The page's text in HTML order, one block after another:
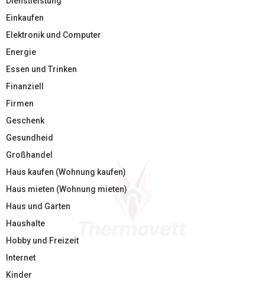
Einkaufen
Elektronik und Computer
Energie
Essen und Trinken
Finanziell
Firmen
Geschenk
Gesundheid
Großhandel
Haus kaufen (Wohnung kaufen)
Haus mieten (Wohnung mieten)
Haus und Garten
Haushalte
Hobby und Freizeit
Internet
Kinder